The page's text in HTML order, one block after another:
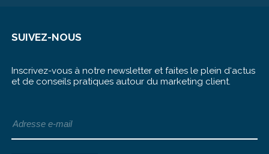
SUIVEZ-NOUS
Inscrivez-vous à notre newsletter et faites le plein d‘actus
et de conseils pratiques autour du marketing client.